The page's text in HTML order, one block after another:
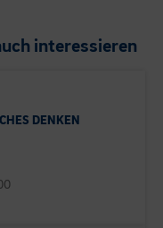
interessieren
DENKEN